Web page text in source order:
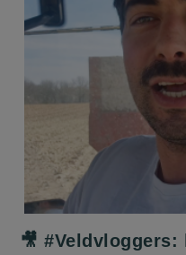
screenreader.play video 🎥
🎥